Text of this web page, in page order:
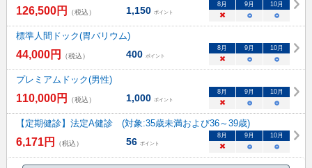
126,500円 （税込） 1,150 ポイント
8月 9月 10月
× ○ ○
標準人間ドック(胃バリウム)
44,000円 （税込） 400 ポイント
8月 9月 10月
× ○ ○
プレミアムドック(男性)
110,000円 （税込） 1,000 ポイント
8月 9月 10月
× ○ ○
【定期健診】法定A健診 (対象:35歳未満および36～39歳)
6,171円 （税込） 56 ポイント
8月 9月 10月
× ○ ○